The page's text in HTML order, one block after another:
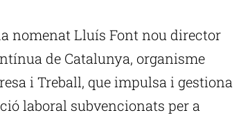
nomenat Lluís Font nou director
de Catalunya, organisme
i Treball, que impulsa i gestiona
laboral subvencionats per a